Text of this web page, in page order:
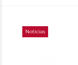
Noticias